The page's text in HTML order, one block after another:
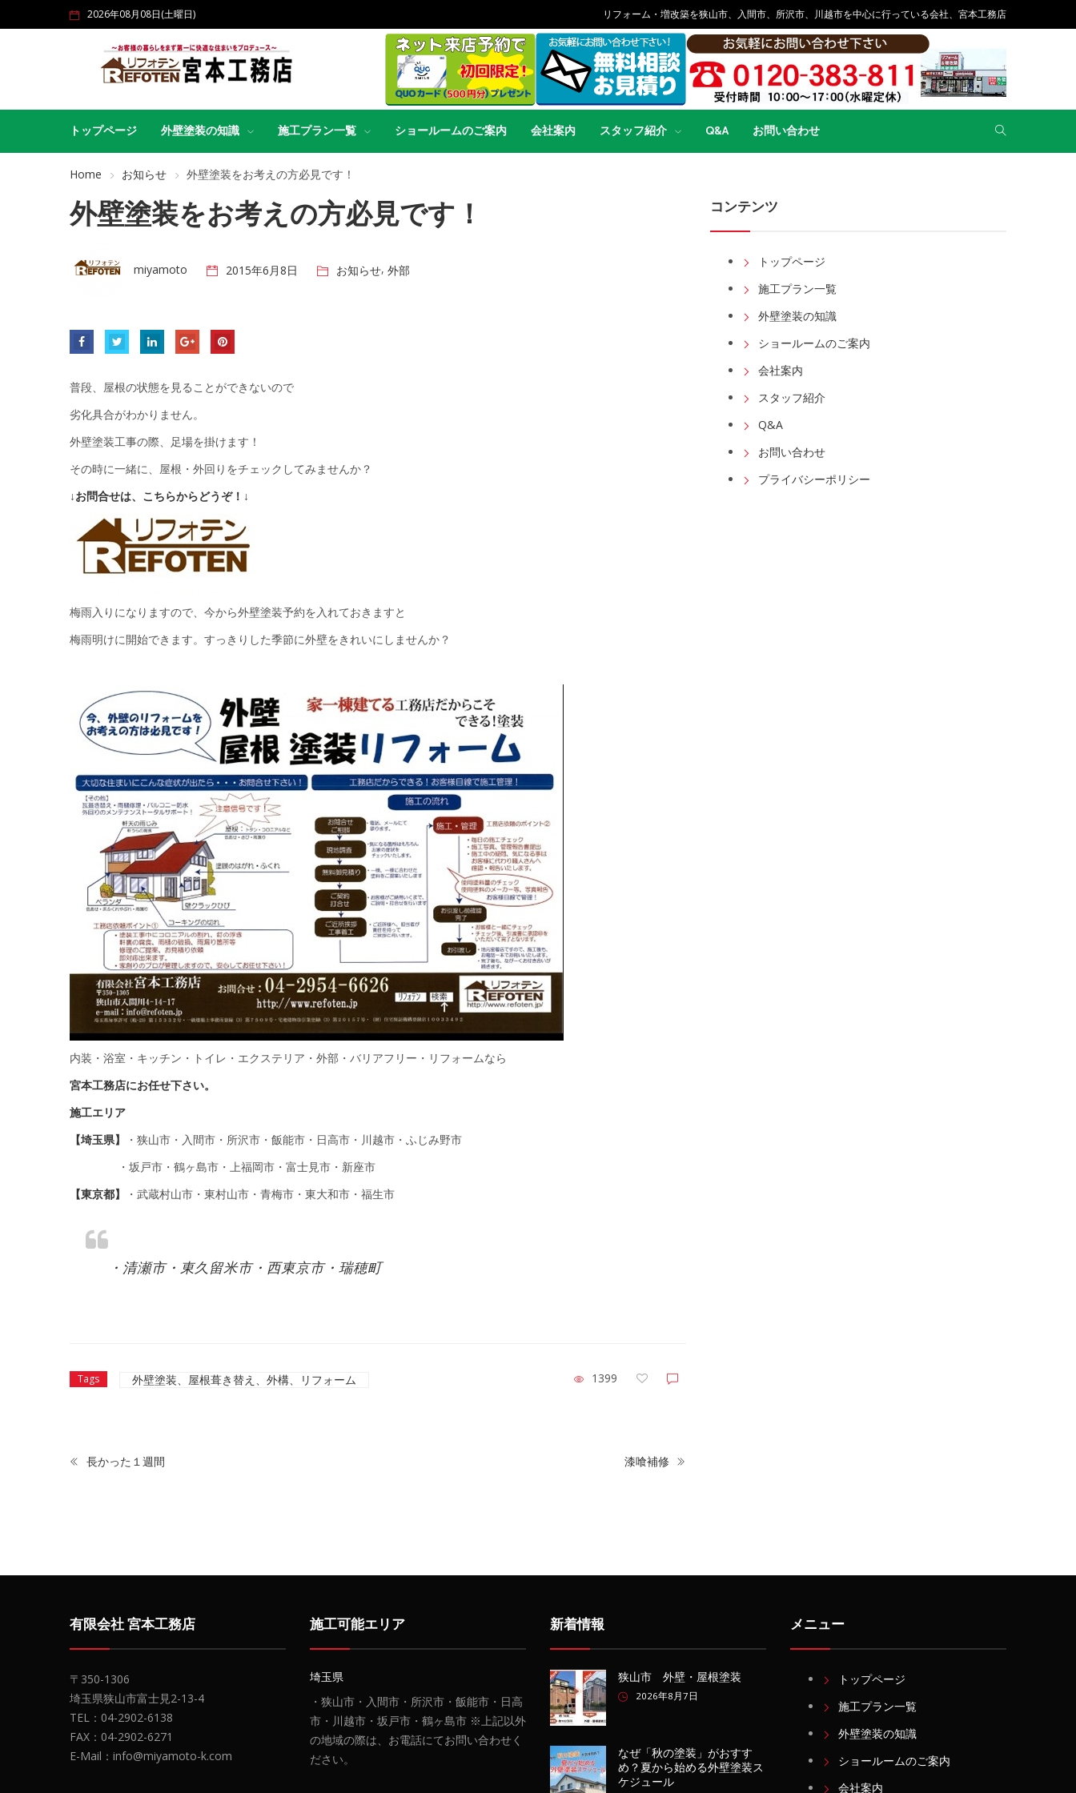
2026年08月08日(土曜日) リフォーム・増改築を狭山市、入間市、所沢市、川越市を中心に行っている会社、宮本工務店
トップページ 外壁塗装の知識 施工プラン一覧 ショールームのご案内 会社案内 スタッフ紹介 Q&A お問い合わせ
Home お知らせ 外壁塗装をお考えの方必見です！
外壁塗装をお考えの方必見です！
miyamoto 2015年6月8日 お知らせ, 外部
普段、屋根の状態を見ることができないので
劣化具合がわかりません。
外壁塗装工事の際、足場を掛けます！
その時に一緒に、屋根・外回りをチェックしてみませんか？
↓お問合せは、こちらからどうぞ！↓
梅雨入りになりますので、今から外壁塗装予約を入れておきますと
梅雨明けに開始できます。すっきりした季節に外壁をきれいにしませんか？
内装・浴室・キッチン・トイレ・エクステリア・外部・バリアフリー・リフォームなら
宮本工務店にお任せ下さい。
施工エリア
【埼玉県】
・狭山市・入間市・所沢市・飯能市・日高市・川越市・ふじみ野市
・坂戸市・鶴ヶ島市・上福岡市・富士見市・新座市
【東京都】
・武蔵村山市・東村山市・青梅市・東大和市・福生市
・清瀬市・東久留米市・西東京市・瑞穂町
Tags 外壁塗装、屋根葺き替え、外構、リフォーム 1399
長かった１週間 漆喰補修
コンテンツ
トップページ
施工プラン一覧
外壁塗装の知識
ショールームのご案内
会社案内
スタッフ紹介
Q&A
お問い合わせ
プライバシーポリシー
有限会社 宮本工務店
〒350-1306
埼玉県狭山市富士見2-13-4
TEL：04-2902-6138
FAX：04-2902-6271
E-Mail：info@miyamoto-k.com
施工可能エリア
埼玉県
・狭山市・入間市・所沢市・飯能市・日高
市・川越市・坂戸市・鶴ヶ島市 ※上記以外
の地域の際は、お電話にてお問い合わせく
ださい。
新着情報
狭山市 外壁・屋根塗装
2026年8月7日
なぜ「秋の塗装」がおすす
め？夏から始める外壁塗装ス
ケジュール
メニュー
トップページ
施工プラン一覧
外壁塗装の知識
ショールームのご案内
会社案内